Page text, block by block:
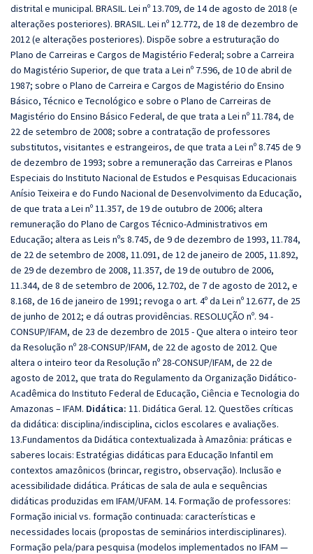
distrital e municipal. BRASIL. Lei nº 13.709, de 14 de agosto de 2018 (e
alterações posteriores). BRASIL. Lei nº 12.772, de 18 de dezembro de
2012 (e alterações posteriores). Dispõe sobre a estruturação do
Plano de Carreiras e Cargos de Magistério Federal; sobre a Carreira
do Magistério Superior, de que trata a Lei nº 7.596, de 10 de abril de
1987; sobre o Plano de Carreira e Cargos de Magistério do Ensino
Básico, Técnico e Tecnológico e sobre o Plano de Carreiras de
Magistério do Ensino Básico Federal, de que trata a Lei nº 11.784, de
22 de setembro de 2008; sobre a contratação de professores
substitutos, visitantes e estrangeiros, de que trata a Lei nº 8.745 de 9
de dezembro de 1993; sobre a remuneração das Carreiras e Planos
Especiais do Instituto Nacional de Estudos e Pesquisas Educacionais
Anísio Teixeira e do Fundo Nacional de Desenvolvimento da Educação,
de que trata a Lei nº 11.357, de 19 de outubro de 2006; altera
remuneração do Plano de Cargos Técnico-Administrativos em
Educação; altera as Leis nºs 8.745, de 9 de dezembro de 1993, 11.784,
de 22 de setembro de 2008, 11.091, de 12 de janeiro de 2005, 11.892,
de 29 de dezembro de 2008, 11.357, de 19 de outubro de 2006,
11.344, de 8 de setembro de 2006, 12.702, de 7 de agosto de 2012, e
8.168, de 16 de janeiro de 1991; revoga o art. 4º da Lei nº 12.677, de 25
de junho de 2012; e dá outras providências. RESOLUÇÃO nº. 94 -
CONSUP/IFAM, de 23 de dezembro de 2015 - Que altera o inteiro teor
da Resolução nº 28-CONSUP/IFAM, de 22 de agosto de 2012. Que
altera o inteiro teor da Resolução nº 28-CONSUP/IFAM, de 22 de
agosto de 2012, que trata do Regulamento da Organização Didático-
Acadêmica do Instituto Federal de Educação, Ciência e Tecnologia do
Amazonas – IFAM. Didática: 11. Didática Geral. 12. Questões críticas
da didática: disciplina/indisciplina, ciclos escolares e avaliações.
13.Fundamentos da Didática contextualizada à Amazônia: práticas e
saberes locais: Estratégias didáticas para Educação Infantil em
contextos amazônicos (brincar, registro, observação). Inclusão e
acessibilidade didática. Práticas de sala de aula e sequências
didáticas produzidas em IFAM/UFAM. 14. Formação de professores:
Formação inicial vs. formação continuada: características e
necessidades locais (propostas de seminários interdisciplinares).
Formação pela/para pesquisa (modelos implementados no IFAM —